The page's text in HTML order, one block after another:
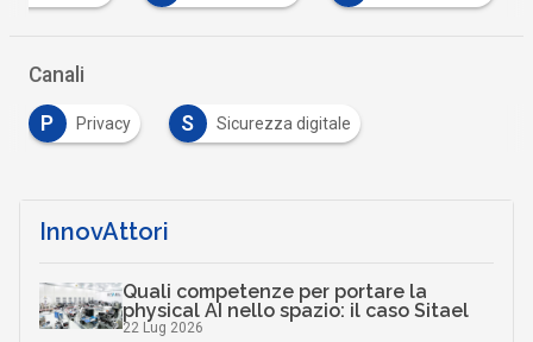
Canali
P Privacy S Sicurezza digitale
InnovAttori
Quali competenze per portare la
physical AI nello spazio: il caso Sitael
22 Lug 2026